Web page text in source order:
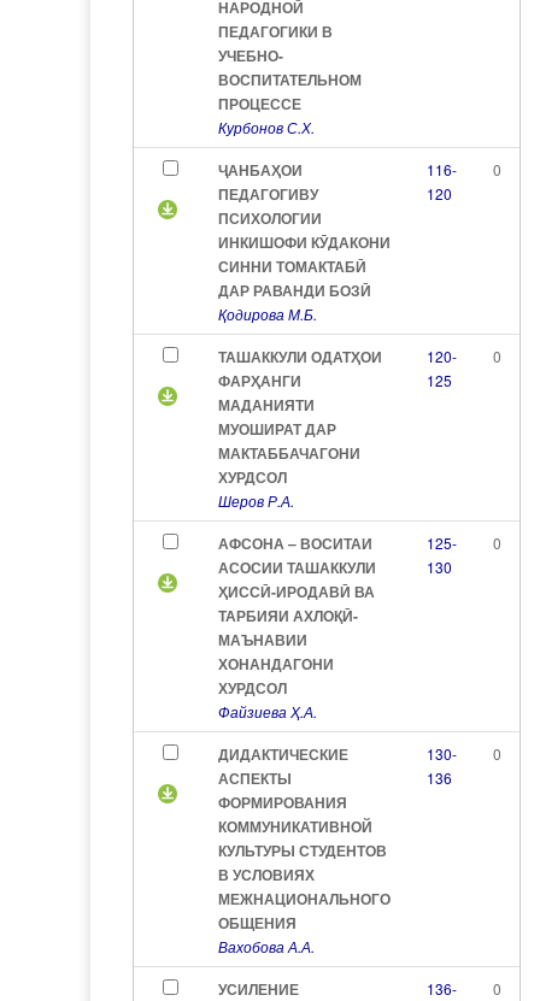
НАРОДНОЙ
ПЕДАГОГИКИ В
УЧЕБНО-
ВОСПИТАТЕЛЬНОМ
ПРОЦЕССЕ
Курбонов С.Х.
ҶАНБАҲОИ
ПЕДАГОГИВУ
ПСИХОЛОГИИ
ИНКИШОФИ КӮДАКОНИ
СИННИ ТОМАКТАБӢ
ДАР РАВАНДИ БОЗӢ
Қодирова М.Б.
116-
120
0
ТАШАККУЛИ ОДАТҲОИ
ФАРҲАНГИ
МАДАНИЯТИ
МУОШИРАТ ДАР
МАКТАББАЧАГОНИ
ХУРДСОЛ
Шеров Р.А.
120-
125
0
АФСОНА – ВОСИТАИ
АСОСИИ ТАШАККУЛИ
ҲИССӢ-ИРОДАВӢ ВА
ТАРБИЯИ АХЛОҚӢ-
МАЪНАВИИ
ХОНАНДАГОНИ
ХУРДСОЛ
Файзиева Ҳ.А.
125-
130
0
ДИДАКТИЧЕСКИЕ
АСПЕКТЫ
ФОРМИРОВАНИЯ
КОММУНИКАТИВНОЙ
КУЛЬТУРЫ СТУДЕНТОВ
В УСЛОВИЯХ
МЕЖНАЦИОНАЛЬНОГО
ОБЩЕНИЯ
Вахобова А.А.
130-
136
0
УСИЛЕНИЕ
136-
0